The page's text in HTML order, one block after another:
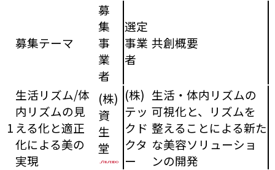
募集テーマ
募
集
事
業
者
選定
事業
者
共創概要
1
生活リズム/体
内リズムの見
える化と適正
化による美の
実現
(株)
資
生
堂
(株)
テッ
クド
クタ
ー
生活・体内リズムの
可視化と、リズムを
整えることによる新た
な美容ソリューショ
ンの開発